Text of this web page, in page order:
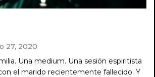
27, 2020
Una medium. Una sesión espiritista
el marido recientemente fallecido. Y